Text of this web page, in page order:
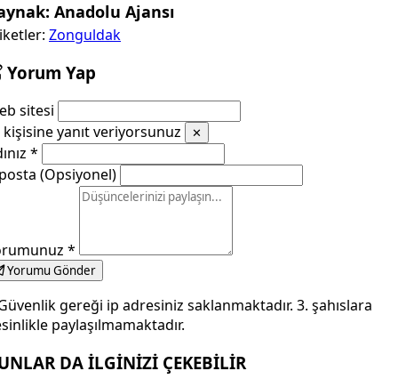
Anadolu Ajansı
Zonguldak
Yorum Yap
sitesi
kişisine yanıt veriyorsunuz
✕
*
(Opsiyonel)
*
Yorumu Gönder
gereği ip adresiniz saklanmaktadır. 3. şahıslara
paylaşılmamaktadır.
DA İLGİNİZİ ÇEKEBİLİR